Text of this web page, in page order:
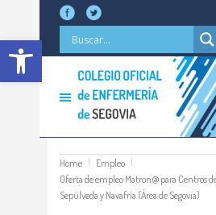
Abrir barra de herramientas
Home
Empleo
Oferta de empleo Matron@ para Centros
Sepúlveda y Navafría (Área de Segovia)